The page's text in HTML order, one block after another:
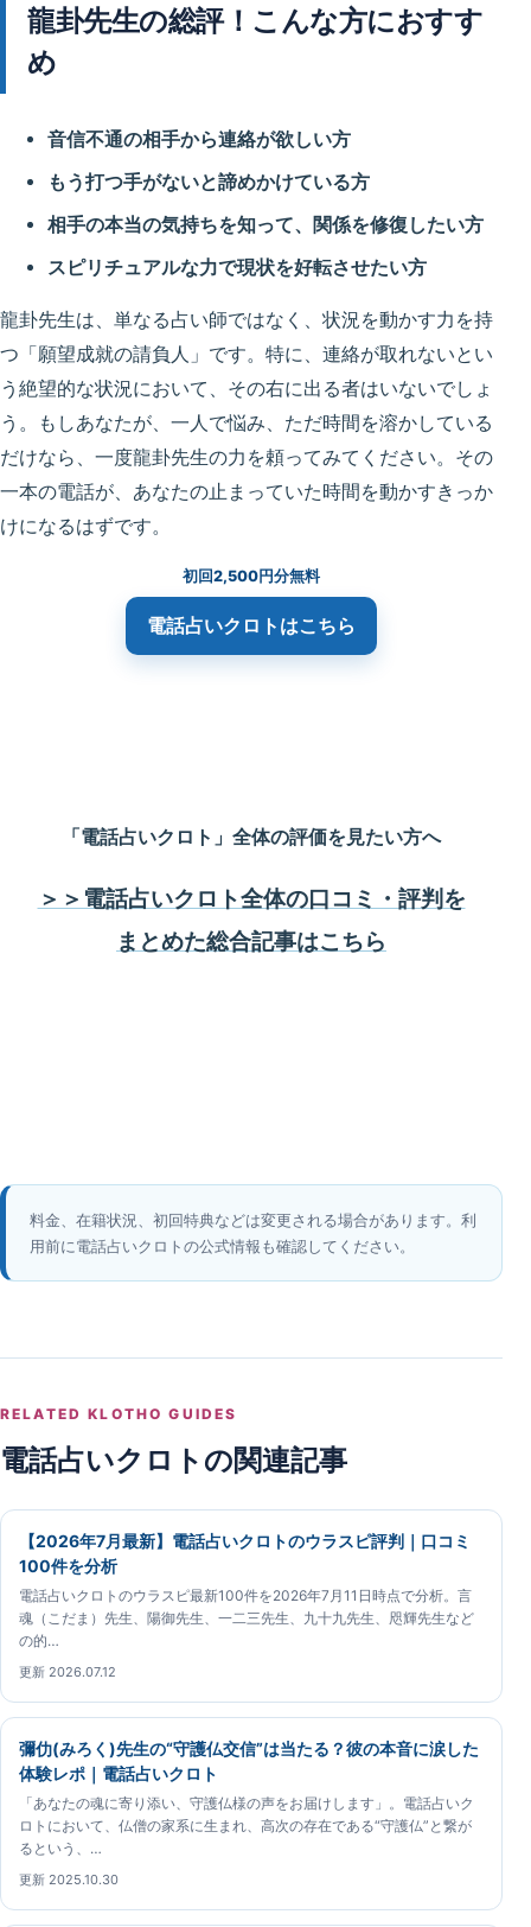
龍卦先生の総評！こんな方におすす
め
音信不通の相手から連絡が欲しい方
もう打つ手がないと諦めかけている方
相手の本当の気持ちを知って、関係を修復したい方
スピリチュアルな力で現状を好転させたい方
龍卦先生は、単なる占い師ではなく、状況を動かす力を持
つ「願望成就の請負人」です。特に、連絡が取れないとい
う絶望的な状況において、その右に出る者はいないでしょ
う。もしあなたが、一人で悩み、ただ時間を溶かしている
だけなら、一度龍卦先生の力を頼ってみてください。その
一本の電話が、あなたの止まっていた時間を動かすきっか
けになるはずです。
初回2,500円分無料
電話占いクロト はこちら
「電話占いクロト」全体の評価を見たい方へ
＞＞電話占いクロト全体の口コミ・評判を
まとめた総合記事はこちら
料金、在籍状況、初回特典などは変更される場合があります。利
用前に電話占いクロトの公式情報も確認してください。
RELATED KLOTHO GUIDES
電話占いクロトの関連記事
【2026年7月最新】電話占いクロトのウラスピ評判｜口コミ
100件を分析
電話占いクロトのウラスピ最新100件を2026年7月11日時点で分析。言
魂（こだま）先生、陽御先生、一二三先生、九十九先生、咫輝先生など
の的…
更新 2026.07.12
彌仂(みろく)先生の“守護仏交信”は当たる？彼の本音に涙した
体験レポ｜電話占いクロト
「あなたの魂に寄り添い、守護仏様の声をお届けします」。電話占いク
ロトにおいて、仏僧の家系に生まれ、高次の存在である“守護仏”と繋が
るという、…
更新 2025.10.30